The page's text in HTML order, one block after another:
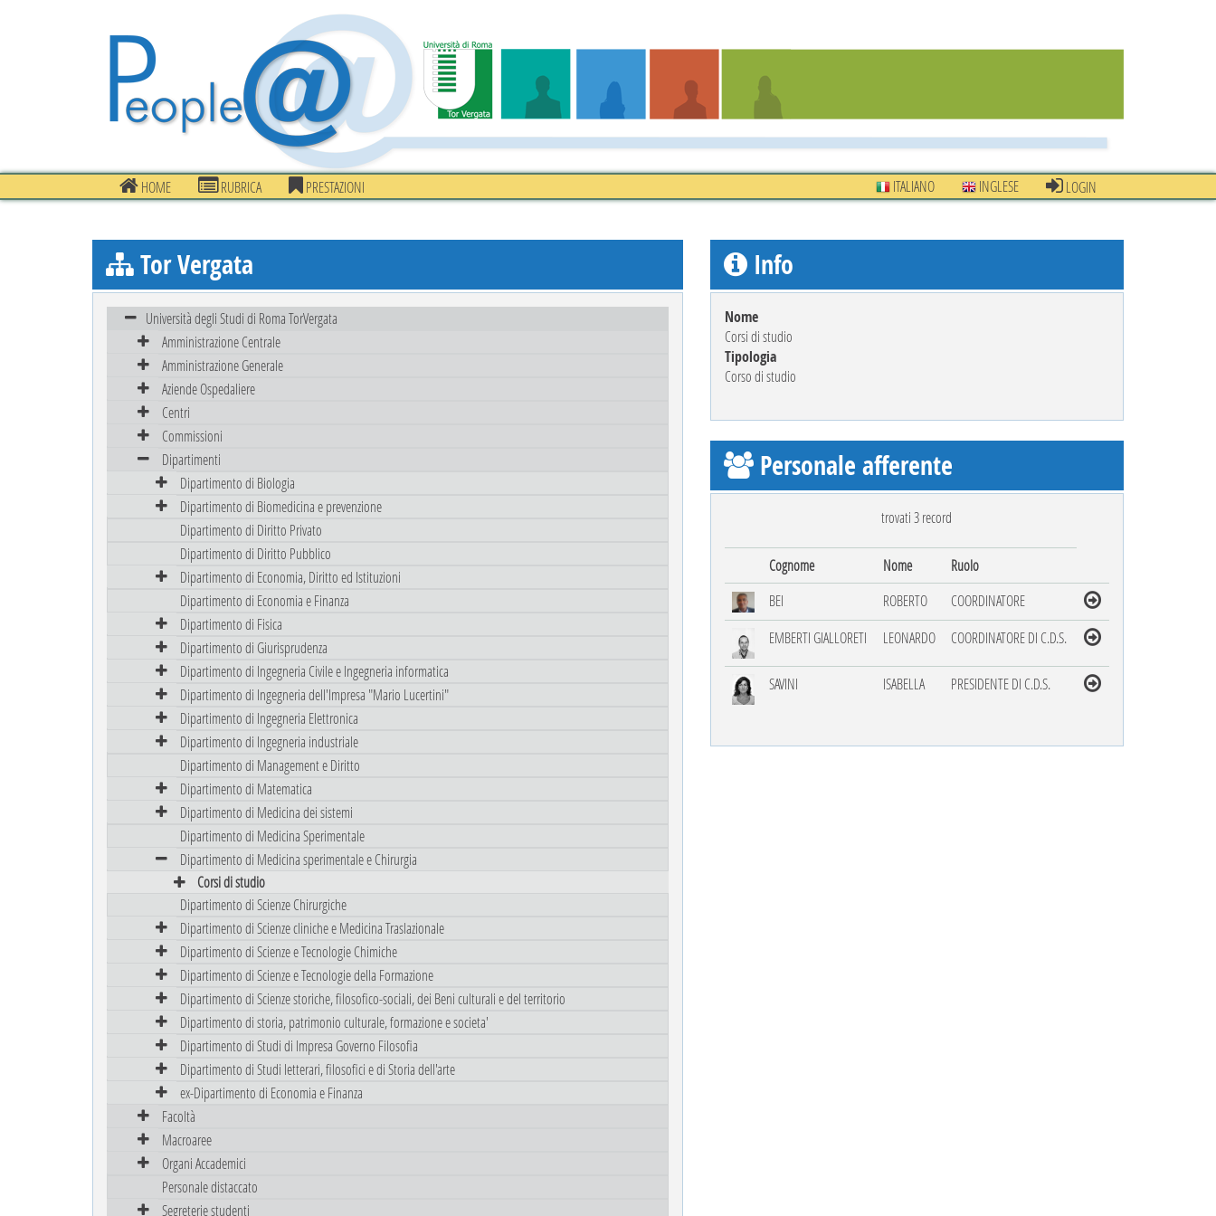
HOME RUBRICA PRESTAZIONI ITALIANO INGLESE LOGIN
Tor Vergata
Università degli Studi di Roma TorVergata
Amministrazione Centrale
Amministrazione Generale
Aziende Ospedaliere
Centri
Commissioni
Dipartimenti
Dipartimento di Biologia
Dipartimento di Biomedicina e prevenzione
Dipartimento di Diritto Privato
Dipartimento di Diritto Pubblico
Dipartimento di Economia, Diritto ed Istituzioni
Dipartimento di Economia e Finanza
Dipartimento di Fisica
Dipartimento di Giurisprudenza
Dipartimento di Ingegneria Civile e Ingegneria informatica
Dipartimento di Ingegneria dell'Impresa "Mario Lucertini"
Dipartimento di Ingegneria Elettronica
Dipartimento di Ingegneria industriale
Dipartimento di Management e Diritto
Dipartimento di Matematica
Dipartimento di Medicina dei sistemi
Dipartimento di Medicina Sperimentale
Dipartimento di Medicina sperimentale e Chirurgia
Corsi di studio
Dipartimento di Scienze Chirurgiche
Dipartimento di Scienze cliniche e Medicina Traslazionale
Dipartimento di Scienze e Tecnologie Chimiche
Dipartimento di Scienze e Tecnologie della Formazione
Dipartimento di Scienze storiche, filosofico-sociali, dei Beni culturali e del territorio
Dipartimento di storia, patrimonio culturale, formazione e societa'
Dipartimento di Studi di Impresa Governo Filosofia
Dipartimento di Studi letterari, filosofici e di Storia dell'arte
ex-Dipartimento di Economia e Finanza
Facoltà
Macroaree
Organi Accademici
Personale distaccato
Segreterie studenti
Info
Nome
Corsi di studio
Tipologia
Corso di studio
Personale afferente
trovati 3 record
Cognome Nome
Ruolo
BEI
ROBERTO
COORDINATORE
EMBERTI GIALLORETI
LEONARDO COORDINATORE DI C.D.S.
SAVINI ISABELLA PRESIDENTE DI C.D.S.